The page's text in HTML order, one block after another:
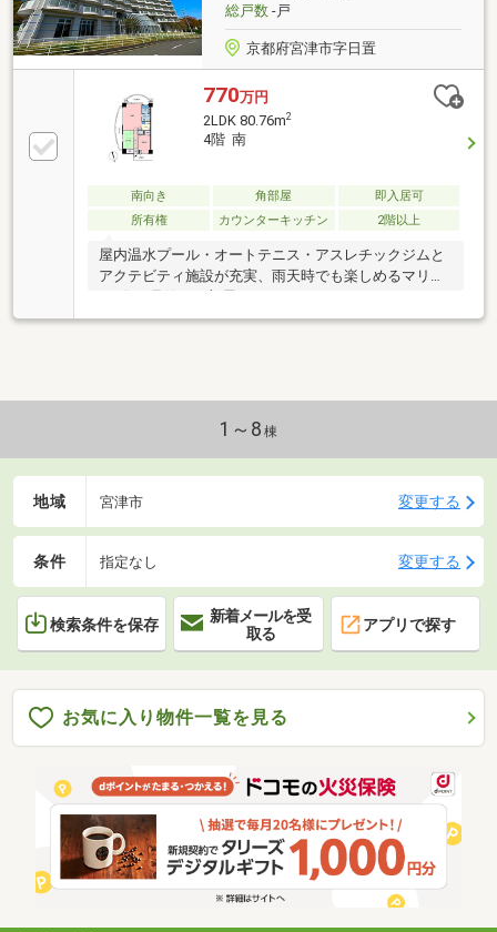
総戸数-戸
京都府宮津市字日置
770万円
2LDK 80.76m2
4階 南
南向き 角部屋
即入居可
所有権
カウンターキッチン 2階以上
屋内温水プール・オートテニス・アスレチックジムと
アクテビティ施設が充実、雨天時でも楽しめるマリン
1～8 棟
地域 宮津市 変更する
条件 指定なし 変更する
検索条件を保存
新着メールを受
取る
アプリで探す
お気に入り物件一覧を見る